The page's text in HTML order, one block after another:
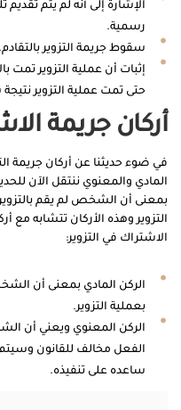
الإشارة إلى أنه لم يتم
رسمية.
سقوط جريمة التزوير بالتقادم.
إثبات أن عملية التزوير تمت
حتى تمت عملية التزوير
أركان جريمة
في ضوء حديثنا عن أركان جريمة
المادي والمعنوي ننتقل الآن
بمعنى أن الشخص لم يقم
التزوير وهذه الأركان تتشابه مع
الاشتراك في التزوير:
الركن المادي بمعنى أن
بعملية التزوير.
الركن المعنوي ويعني أن
الفعل مخالف للقانون
ساعده على تنفيذه.